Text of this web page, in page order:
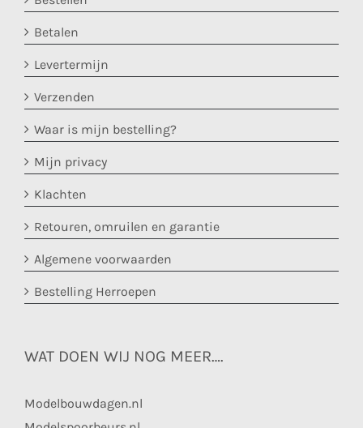
Betalen
Levertermijn
Verzenden
Waar is mijn bestelling?
Mijn privacy
Klachten
Retouren, omruilen en garantie
Algemene voorwaarden
Bestelling Herroepen
WAT DOEN WIJ NOG MEER….
Modelbouwdagen.nl